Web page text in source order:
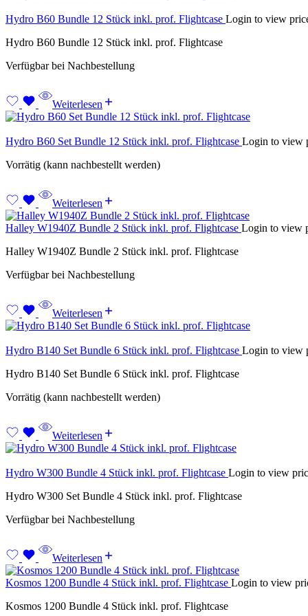
Hydro B60 Bundle 12 Stück inkl. prof. Flightcase Login to view
Hydro B60 Bundle 12 Stück inkl. prof. Flightcase
Verfügbar bei Nachbestellung
Weiterlesen
Hydro B60 Set Bundle 12 Stück inkl. prof. Flightcase Login to view
Vorrätig (kann nachbestellt werden)
Weiterlesen
Halley W1940Z Bundle 2 Stück inkl. prof. Flightcase Login to view
Halley W1940Z Bundle 2 Stück inkl. prof. Flightcase
Verfügbar bei Nachbestellung
Weiterlesen
Hydro B140 Set Bundle 6 Stück inkl. prof. Flightcase Login to view
Hydro B140 Set Bundle 6 Stück inkl. prof. Flightcase
Vorrätig (kann nachbestellt werden)
Weiterlesen
Hydro W300 Bundle 4 Stück inkl. prof. Flightcase Login to view
Hydro W300 Set Bundle 4 Stück inkl. prof. Flightcase
Verfügbar bei Nachbestellung
Weiterlesen
Kosmos 1200 Bundle 4 Stück inkl. prof. Flightcase Login to view
Kosmos 1200 Bundle 4 Stück inkl. prof. Flightcase